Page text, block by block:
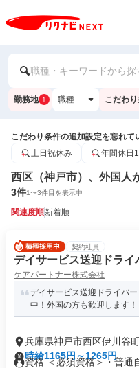
職種・キーワードから探
勤務地 1 職種 こだわ
こだわり条件の追加設定を忘れて
土日祝休み
年間休日
西区（神戸市）、外国人
3件1〜3件目を表示中
関連度順新着順
契約社員
デイサービス送迎ドライ
ケアパートナー株式会社
デイサービス送迎ドライバ
中！外国の方も歓迎します！
兵庫県神戸市西区伊川谷
時給1165円～1265円
資格 ＜必須資格＞・普通